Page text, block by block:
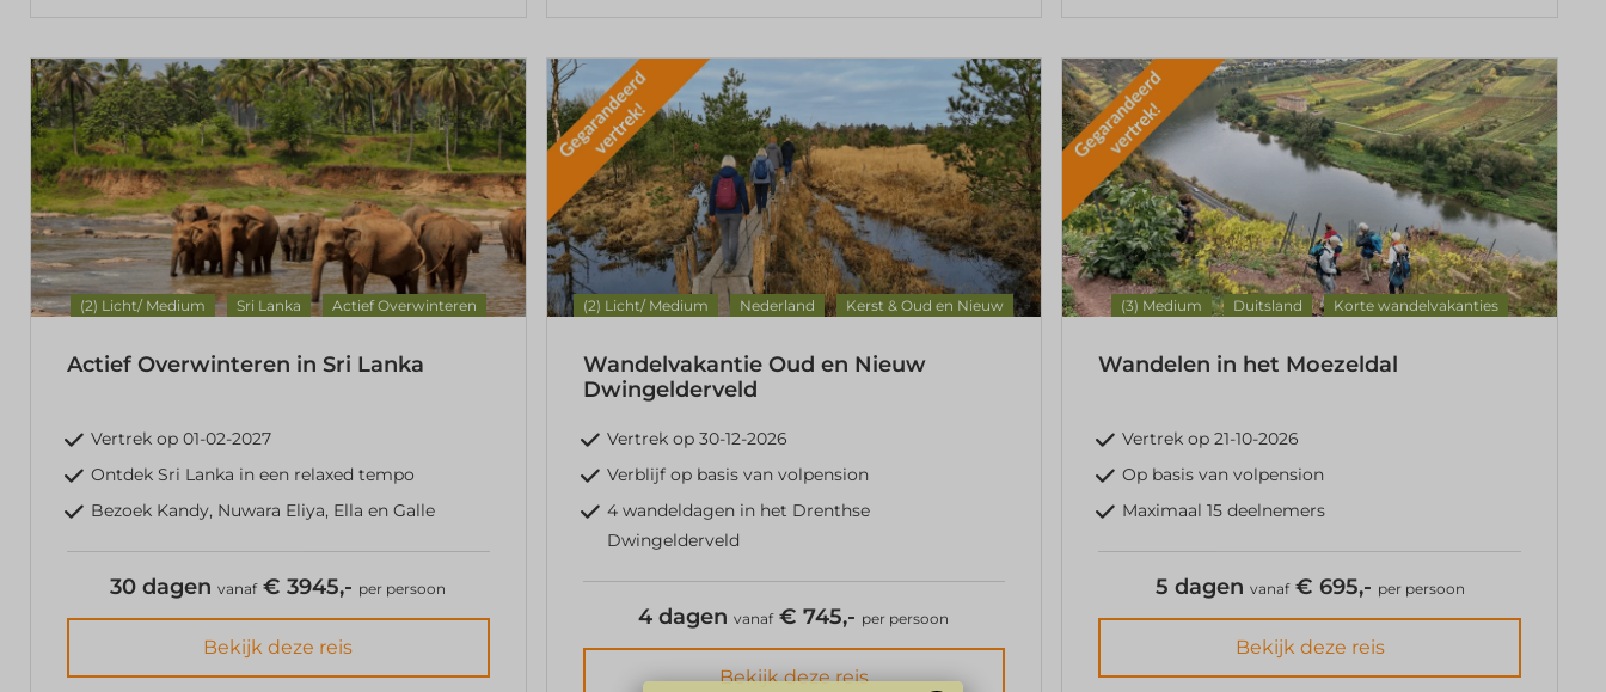
(2) Licht/ Medium Sri Lanka Actief Overwinteren
Actief Overwinteren in Sri Lanka
Vertrek op 01-02-2027
Ontdek Sri Lanka in een relaxed tempo
Bezoek Kandy, Nuwara Eliya, Ella en Galle
30 dagenvanaf€ 3945,- per persoon
Bekijk deze reis
(2) Licht/ Medium Nederland Kerst & Oud en Nieuw
Wandelvakantie Oud en Nieuw
Dwingelderveld
Vertrek op 30-12-2026
Verblijf op basis van volpension
4 wandeldagen in het Drenthse
Dwingelderveld
4 dagenvanaf€ 745,- per persoon
Bekijk deze reis
(3) Medium Duitsland Korte wandelvakanties
Wandelen in het Moezeldal
Vertrek op 21-10-2026
Op basis van volpension
Maximaal 15 deelnemers
5 dagen vanaf€ 695,- per persoon
Bekijk deze reis